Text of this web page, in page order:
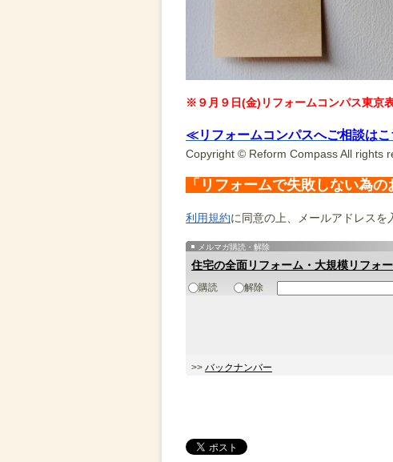
※９月９日(金)リフォームコンパス東京
≪リフォームコンパスへご相談は
Copyright © Reform Compass All rights
「リフォームで失敗しない為
利用規約に同意の上、メールアドレスを
メルマガ購読・解除
住宅の全面リフォーム・大規模リフォ
購読 解除
>> バックナンバー